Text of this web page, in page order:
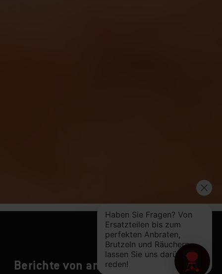
Berichte von anderen Grillern lesen